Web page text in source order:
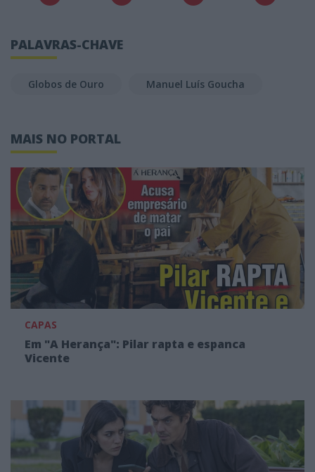
PALAVRAS-CHAVE
Globos de Ouro Manuel Luís Goucha
MAIS NO PORTAL
CAPAS
Em "A Herança": Pilar rapta e espanca
Vicente